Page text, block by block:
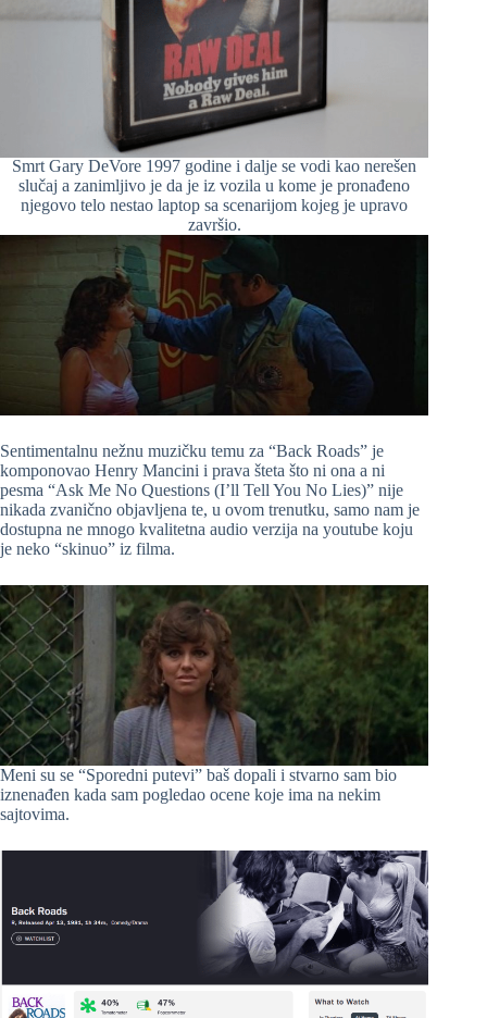
Smrt Gary DeVore 1997 godine i dalje se vodi kao nerešen
slučaj a zanimljivo je da je iz vozila u kome je pronađeno
njegovo telo nestao laptop sa scenarijom kojeg je upravo
završio.
Sentimentalnu nežnu muzičku temu za “Back Roads” je
komponovao Henry Mancini i prava šteta što ni ona a ni
pesma “Ask Me No Questions (I’ll Tell You No Lies)” nije
nikada zvanično objavljena te, u ovom trenutku, samo nam je
dostupna ne mnogo kvalitetna audio verzija na youtube koju
je neko “skinuo” iz filma.
Meni su se “Sporedni putevi” baš dopali i stvarno sam bio
iznenađen kada sam pogledao ocene koje ima na nekim
sajtovima.